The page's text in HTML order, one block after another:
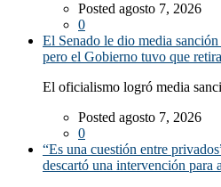
Posted agosto 7, 2026
0
El Senado le dio media
pero el Gobierno tuvo que
El oficialismo logró media
Posted agosto 7, 2026
0
“Es una cuestión entre
descartó una intervención para